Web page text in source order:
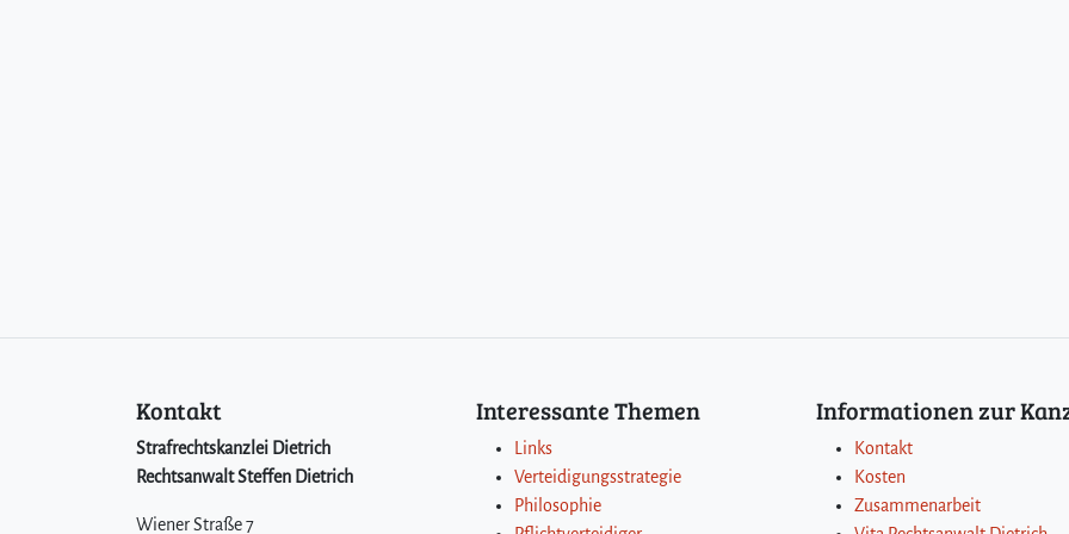
Kontakt
Strafrechtskanzlei Dietrich
Rechtsanwalt Steffen Dietrich
Wiener Straße 7
Interessante Themen
Links
Verteidigungsstrategie
Philosophie
Informationen zur
Kontakt
Kosten
Zusammenarbeit